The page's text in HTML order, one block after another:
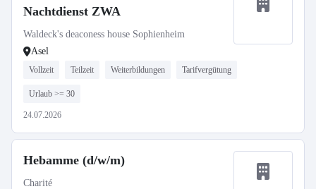
Nachtdienst ZWA
Waldeck's deaconess house Sophienheim
Asel
Vollzeit Teilzeit Weiterbildungen Tarifvergütung
Urlaub >= 30
24.07.2026
Hebamme (d/w/m)
Charité